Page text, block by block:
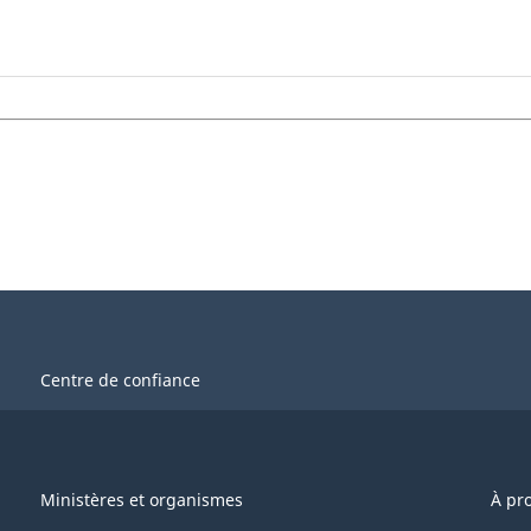
Centre de confiance
Ministères et organismes À